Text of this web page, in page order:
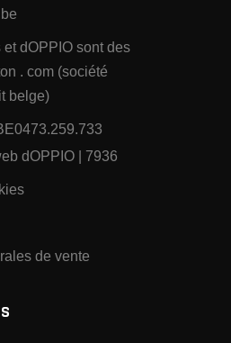
dOPPIO sont des
. com (société
belge)
dOPPIO | 7936
de vente